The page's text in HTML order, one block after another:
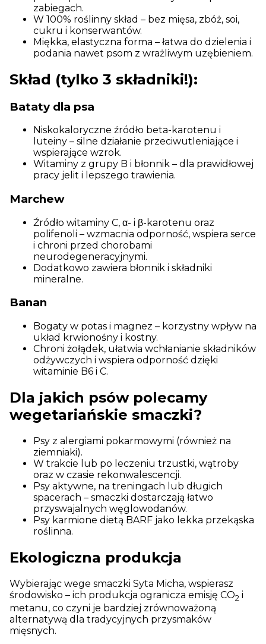
zabiegach.
W 100% roślinny skład – bez mięsa, zbóż, soi,
cukru i konserwantów.
Miękka, elastyczna forma – łatwa do dzielenia i
podania nawet psom z wrażliwym uzębieniem.
Skład (tylko 3 składniki!):
Bataty dla psa
Niskokaloryczne źródło beta-karotenu i
luteiny – silne działanie przeciwutleniające i
wspierające wzrok.
Witaminy z grupy B i błonnik – dla prawidłowej
pracy jelit i lepszego trawienia.
Marchew
Źródło witaminy C, α- i β-karotenu oraz
polifenoli – wzmacnia odporność, wspiera serce
i chroni przed chorobami
neurodegeneracyjnymi.
Dodatkowo zawiera błonnik i składniki
mineralne.
Banan
Bogaty w potas i magnez – korzystny wpływ na
układ krwionośny i kostny.
Chroni żołądek, ułatwia wchłanianie składników
odżywczych i wspiera odporność dzięki
witaminie B6 i C.
Dla jakich psów polecamy
wegetariańskie smaczki?
Psy z alergiami pokarmowymi (również na
ziemniaki).
W trakcie lub po leczeniu trzustki, wątroby
oraz w czasie rekonwalescencji.
Psy aktywne, na treningach lub długich
spacerach – smaczki dostarczają łatwo
przyswajalnych węglowodanów.
Psy karmione dietą BARF jako lekka przekąska
roślinna.
Ekologiczna produkcja
Wybierając wege smaczki Syta Micha, wspierasz
środowisko – ich produkcja ogranicza emisję CO2 i
metanu, co czyni je bardziej zrównoważoną
alternatywą dla tradycyjnych przysmaków
mięsnych.